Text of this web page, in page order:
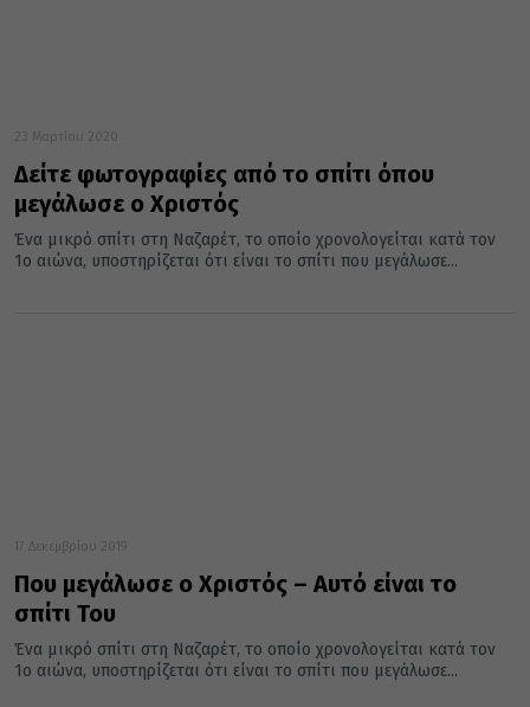
23 Μαρτίου 2020
Δείτε φωτογραφίες από το σπίτι όπου
μεγάλωσε ο Χριστός
Ένα μικρό σπίτι στη Ναζαρέτ, το οποίο χρονολογείται κατά τον
1ο αιώνα, υποστηρίζεται ότι είναι το σπίτι που μεγάλωσε...
17 Δεκεμβρίου 2019
Που μεγάλωσε ο Χριστός – Αυτό είναι το
σπίτι Του
Ένα μικρό σπίτι στη Ναζαρέτ, το οποίο χρονολογείται κατά τον
1ο αιώνα, υποστηρίζεται ότι είναι το σπίτι που μεγάλωσε...